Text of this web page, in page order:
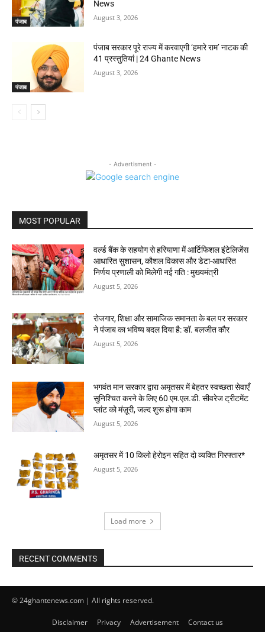
पंजाब
News
August 3, 2026
पंजाब
पंजाब सरकार पूरे राज्य में करवाएगी ‘हमारे राम’ नाटक की
41 प्रस्तुतियां | 24 Ghante News
August 3, 2026
- Advertisment -
MOST POPULAR
वर्ल्ड बैंक के सहयोग से हरियाणा में आर्टिफिशल इंटेलिजेंस
आधारित सुशासन, कौशल विकास और डेटा-आधारित
निर्णय प्रणाली को मिलेगी नई गति : मुख्यमंत्री
August 5, 2026
रोजगार, शिक्षा और सामाजिक समानता के बल पर सरकार
ने पंजाब का भविष्य बदल दिया है: डॉ. बलजीत कौर
August 5, 2026
भगवंत मान सरकार द्वारा अमृतसर में बेहतर स्वच्छता सेवाएँ
सुनिश्चित करने के लिए 60 एम.एल.डी. सीवरेज ट्रीटमेंट
प्लांट को मंज़ूरी, जल्द शुरू होगा काम
August 5, 2026
अमृतसर में 10 किलो हेरोइन सहित दो व्यक्ति गिरफ्तार*
August 5, 2026
Load more
RECENT COMMENTS
© 24ghantenews.com | All rights reserved.
Disclaimer Privacy Advertisement Contact us